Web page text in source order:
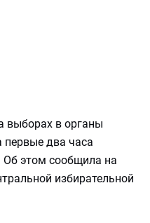
выборах в органы
первые два часа
Об этом сообщила на
избирательной